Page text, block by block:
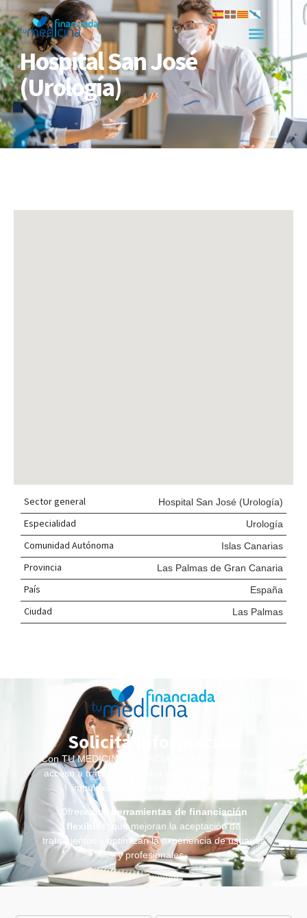
Hospital San José
(Urología)
Sector general Hospital San José (Urología)
Especialidad Urología
Comunidad Autónoma Islas Canarias
Provincia Las Palmas de Gran Canaria
País España
Ciudad Las Palmas
Solicita información
Con TU MEDICINA FINANCIADA, no solo facilitas el
acceso a tratamientos para tus pacientes, también
impulsas el crecimiento de
Ofrecemosherramientas de financiación
flexibles
, que mejoran la aceptación de
tratamientos y optimizan la experiencia de usuarios
y profesionales.